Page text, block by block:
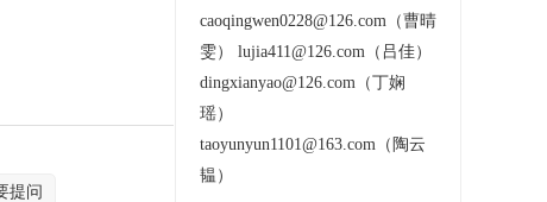
提问
caoqingwen0228@126.com（曹晴
雯） lujia411@126.com（吕佳）
dingxianyao@126.com（丁娴
瑶）
taoyunyun1101@163.com（陶云
韫）